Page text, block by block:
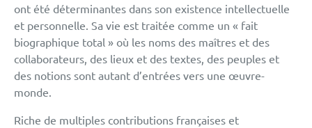
ont été déterminantes dans son existence intellectuelle
et personnelle. Sa vie est traitée comme un « fait
biographique total » où les noms des maîtres et des
collaborateurs, des lieux et des textes, des peuples et
des notions sont autant d’entrées vers une œuvre-
monde.
Riche de multiples contributions françaises et